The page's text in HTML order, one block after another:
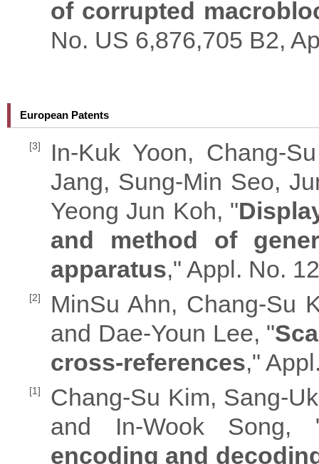
of corrupted
No. US 6,876,705 B2,
European Patents
[3]
In-Kuk Yoon, Chang-
Jang, Sung-Min Seo,
Yeong Jun Koh, "
and method of
apparatus," Appl. No.
[2]
MinSu Ahn, Chang-Su
and Dae-Youn Lee, "
cross-references,"
[1]
Chang-Su Kim, Sang-
and In-Wook Song,
encoding and